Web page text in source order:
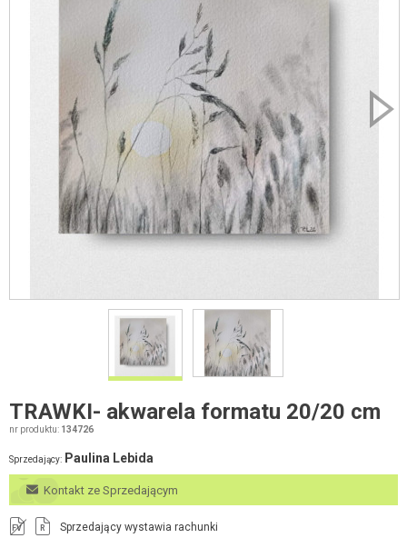
TRAWKI- akwarela formatu 20/20 cm
nr produktu: 134726
Sprzedający: Paulina Lebida
Kontakt ze Sprzedającym
FV R Sprzedający wystawia rachunki